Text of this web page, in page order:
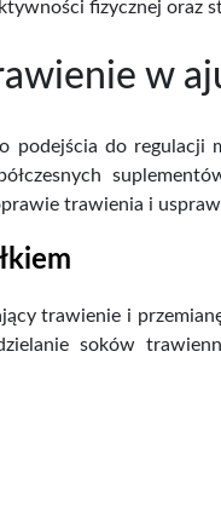
fizycznej oraz
w
podejścia do regulacji
trawienia i
trawienie i
soków